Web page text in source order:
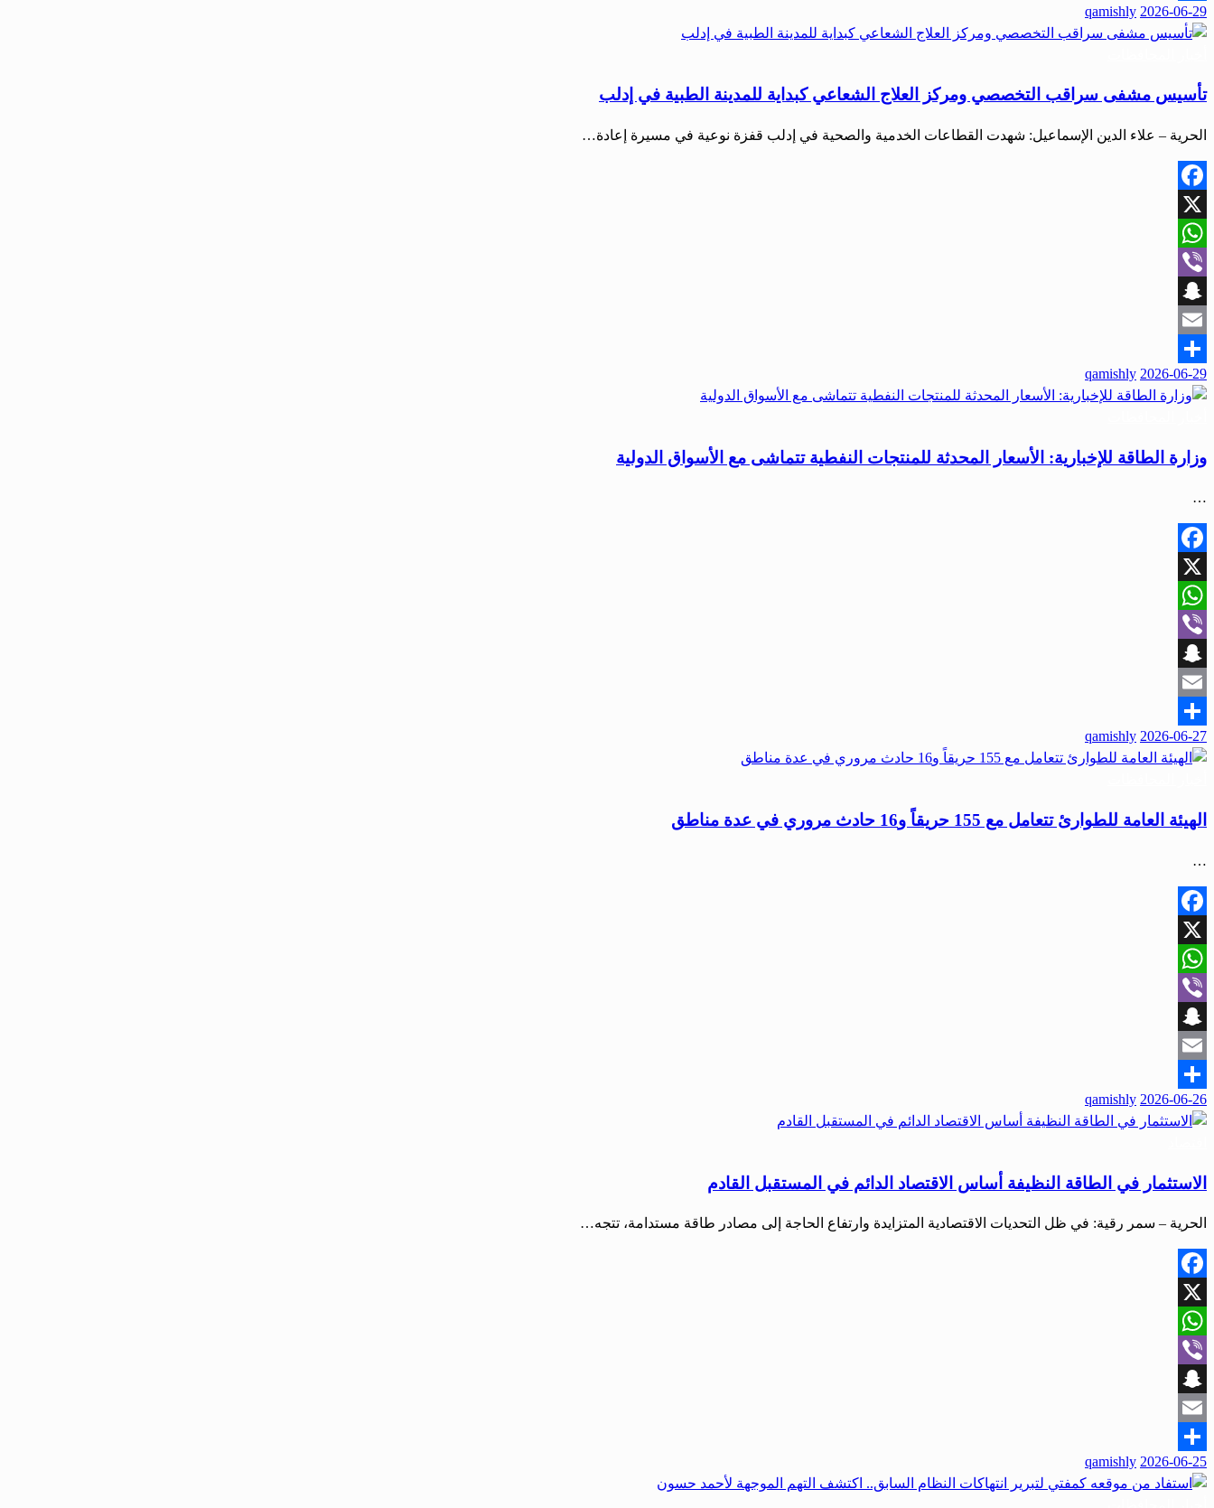
Share
2026-06-29
qamishly
تأسيس مشفى سراقب التخصصي ومركز العلاج الشعاعي كبداية للمدينة الطبية في إدلب
الحرية – علاء الدين الإسماعيل: شهدت القطاعات الخدمية والصحية في إدلب قفزة نوعية في مسيرة إعادة…
Facebook
X
WhatsApp
Viber
Snapchat
Email
Share
2026-06-29
qamishly
وزارة الطاقة للإخبارية: الأسعار المحدثة للمنتجات النفطية تتماشى مع الأسواق الدولية
…
Facebook
X
WhatsApp
Viber
Snapchat
Email
Share
2026-06-27
qamishly
الهيئة العامة للطوارئ تتعامل مع 155 حريقاً و16 حادث مروري في عدة مناطق
…
Facebook
X
WhatsApp
Viber
Snapchat
Email
Share
2026-06-26
qamishly
الاستثمار في الطاقة النظيفة أساس الاقتصاد الدائم في المستقبل القادم
الحرية – سمر رقية: في ظل التحديات الاقتصادية المتزايدة وارتفاع الحاجة إلى مصادر طاقة مستدامة، تتجه…
Facebook
X
WhatsApp
Viber
Snapchat
Email
Share
2026-06-25
qamishly